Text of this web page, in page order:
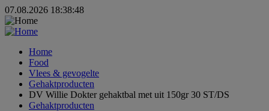
07.08.2026 18:38:48
Home
Food
Vlees & gevogelte
Gehaktproducten
DV Willie Dokter gehaktbal met uit 150gr 30 ST/DS
Gehaktproducten